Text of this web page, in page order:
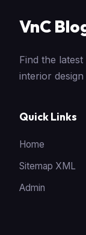
VnC
Find the
interior
Quick Links
Home
Sitemap XML
Admin